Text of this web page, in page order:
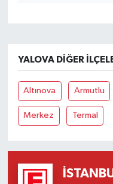
YALOVA DIĞER
Altınova Armutlu
Merkez Termal